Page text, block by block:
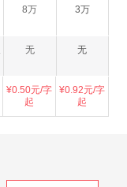
8万 3万
无 无
¥0.50元/字
起
¥0.92元/字
起